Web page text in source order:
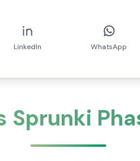
LinkedIn WhatsApp